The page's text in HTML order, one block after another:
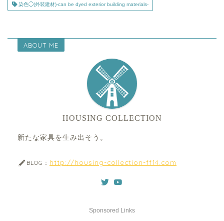
染色◯(外装建材)-can be dyed exterior building materials-
ABOUT ME
HOUSING COLLECTION
新たな家具を生み出そう。
BLOG： http://housing-collection-ff14.com
Sponsored Links